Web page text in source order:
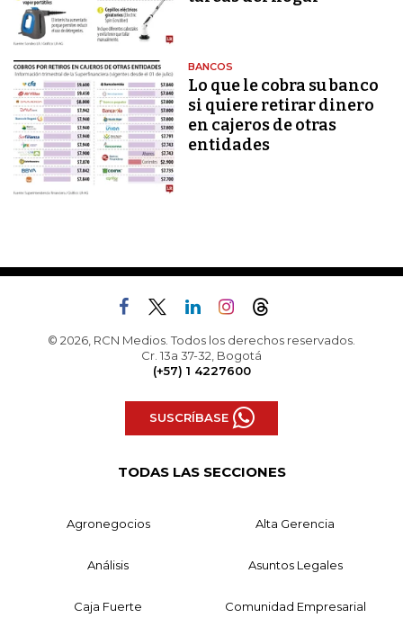
BANCOS
Lo que le cobra su banco
si quiere retirar dinero
en cajeros de otras
entidades
© 2026, RCN Medios. Todos los derechos reservados.
Cr. 13a 37-32, Bogotá
(+57) 1 4227600
SUSCRÍBASE
TODAS LAS SECCIONES
Agronegocios Alta Gerencia
Análisis Asuntos Legales
Caja Fuerte Comunidad Empresarial